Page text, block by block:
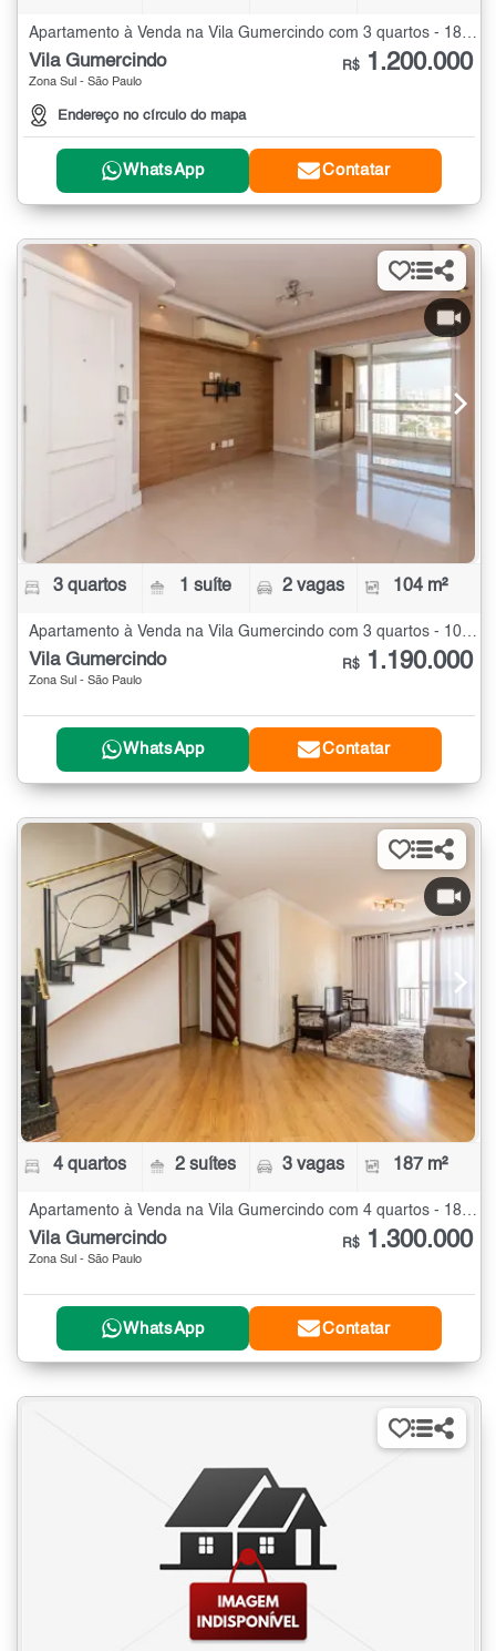
Apartamento à Venda na Vila Gumercindo com 3 quartos - 185 m²
Vila Gumercindo
Zona Sul - São Paulo
Endereço no círculo do mapa
R$ 1.200.000
WhatsApp Contatar
3 quartos 1 suíte 2 vagas 104 m²
Vila Gumercindo
Zona Sul - São Paulo
R$ 1.190.000
WhatsApp Contatar
4 quartos 2 suítes 3 vagas 187 m²
Apartamento à Venda na Vila Gumercindo com 4 quartos - 187 m²
Vila Gumercindo
Zona Sul - São Paulo
R$ 1.300.000
WhatsApp Contatar